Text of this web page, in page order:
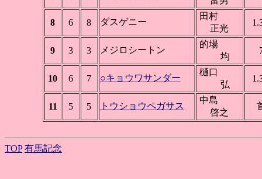
8 6 8 ダスゲニー
田村
正光
9 3 3 メジロシートン
的場
均
10 6 7 ○キョウワサンダー
樋口
弘
11 5 5 トウショウペガサス
中島
啓之
TOP 有馬記念